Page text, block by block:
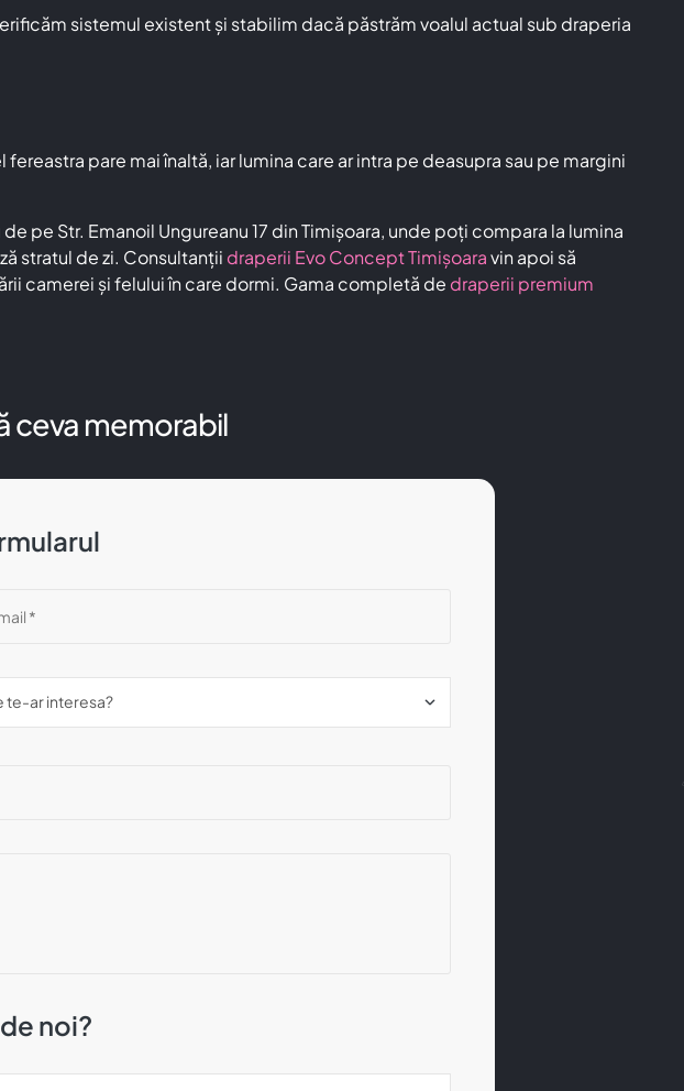
sistemul existent și stabilim dacă păstrăm voalul actual sub draperia
pare mai înaltă, iar lumina care ar intra pe deasupra sau pe margini
pe Str. Emanoil Ungureanu 17 din Timișoara, unde poți compara la lumina
stratul de zi. Consultanții draperii Evo Concept Timișoaravin apoi să
camerei și felului în care dormi. Gama completă de draperii premium
ceva memorabil
noi?